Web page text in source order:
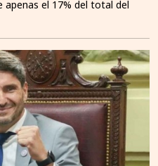
el 17% del total del